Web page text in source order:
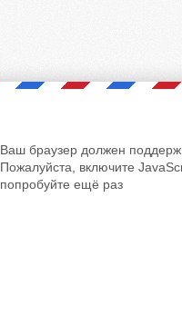
Ваш браузер должен
Пожалуйста, включите
попробуйте ещё раз